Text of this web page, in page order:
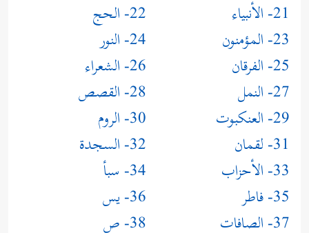
21- الأنبياء
22- الحج
23- المؤمنون
24- النور
25- الفرقان
26- الشعراء
27- النمل
28- القصص
29- العنكبوت
30- الروم
31- لقمان
32- السجدة
33- الأحزاب
34- سبأ
35- فاطر
36- يس
37- الصافات
38- ص